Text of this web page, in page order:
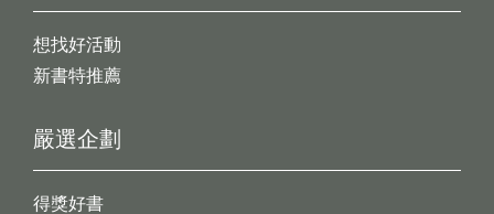
想找好活動
新書特推薦
嚴選企劃
得獎好書